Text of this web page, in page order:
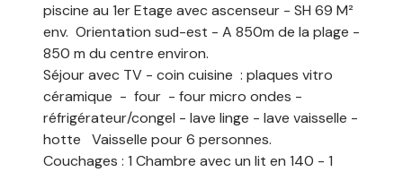
piscine au 1er Etage avec ascenseur - SH 69 M²
env. Orientation sud-est - A 850m de la plage -
850 m du centre environ.
Séjour avec TV - coin cuisine : plaques vitro
céramique - four - four micro ondes -
réfrigérateur/congel - lave linge - lave vaisselle -
hotte Vaisselle pour 6 personnes.
Couchages : 1 Chambre avec un lit en 140 - 1